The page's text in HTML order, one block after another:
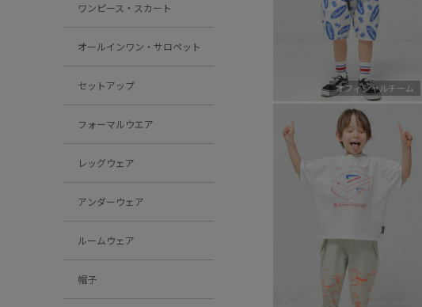
ワンピース・スカート
オールインワン・サロペット
セットアップ
フォーマルウエア
レッグウェア
アンダーウェア
ルームウェア
帽子
オフィシャルチーム